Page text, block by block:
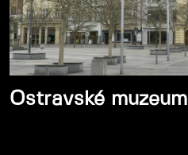
Ostravské muzeum